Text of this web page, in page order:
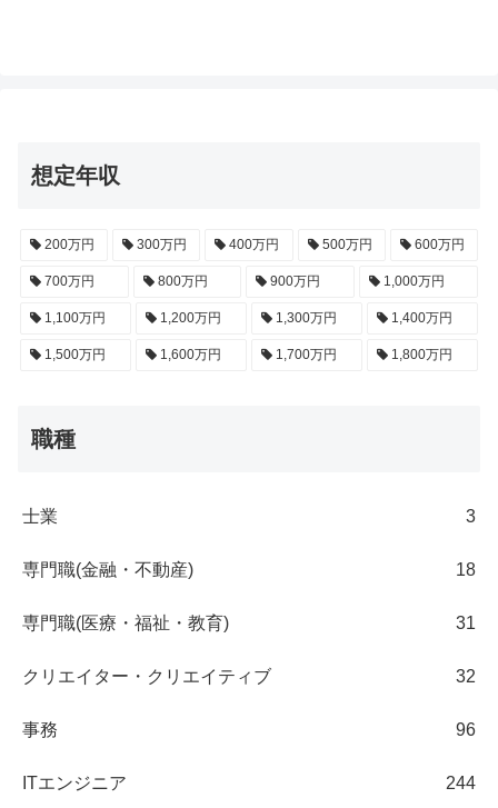
想定年収
200万円 300万円 400万円 500万円 600万円
700万円 800万円 900万円 1,000万円
1,100万円 1,200万円 1,300万円 1,400万円
1,500万円 1,600万円 1,700万円 1,800万円
職種
士業 3
専門職(金融・不動産) 18
専門職(医療・福祉・教育) 31
クリエイター・クリエイティブ 32
事務 96
ITエンジニア 244